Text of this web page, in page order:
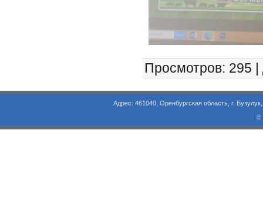
Просмотров: 295 |
Адрес: 461040, Оренбургская область, г. Бузулук, ул.
©